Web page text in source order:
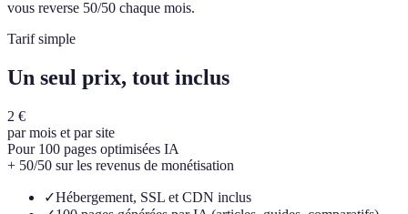
vous reverse 50/50 chaque mois.
Tarif simple
Un seul prix, tout inclus
2 €
par mois et par site
Pour 100 pages optimisées IA
+ 50/50 sur les revenus de monétisation
✓Hébergement, SSL et CDN inclus